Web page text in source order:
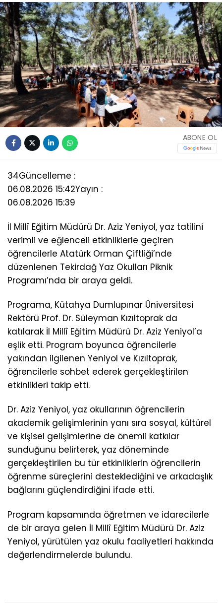
ABONE OL
34Güncelleme :
06.08.2026 15:42Yayın :
06.08.2026 15:39
İl Millî Eğitim Müdürü Dr. Aziz Yeniyol, yaz tatilini
verimli ve eğlenceli etkinliklerle geçiren
öğrencilerle Atatürk Orman Çiftliği’nde
düzenlenen Tekirdağ Yaz Okulları Piknik
Programı’nda bir araya geldi.
Programa, Kütahya Dumlupınar Üniversitesi
Rektörü Prof. Dr. Süleyman Kızıltoprak da
katılarak İl Millî Eğitim Müdürü Dr. Aziz Yeniyol’a
eşlik etti. Program boyunca öğrencilerle
yakından ilgilenen Yeniyol ve Kızıltoprak,
öğrencilerle sohbet ederek gerçekleştirilen
etkinlikleri takip etti.
Dr. Aziz Yeniyol, yaz okullarının öğrencilerin
akademik gelişimlerinin yanı sıra sosyal, kültürel
ve kişisel gelişimlerine de önemli katkılar
sunduğunu belirterek, yaz döneminde
gerçekleştirilen bu tür etkinliklerin öğrencilerin
öğrenme süreçlerini desteklediğini ve arkadaşlık
bağlarını güçlendirdiğini ifade etti.
Program kapsamında öğretmen ve idarecilerle
de bir araya gelen İl Millî Eğitim Müdürü Dr. Aziz
Yeniyol, yürütülen yaz okulu faaliyetleri hakkında
değerlendirmelerde bulundu.